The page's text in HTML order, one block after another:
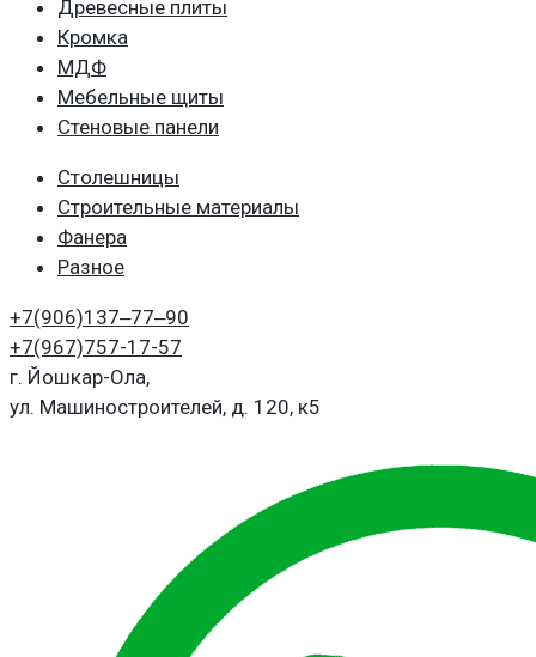
Древесные плиты
Кромка
МДФ
Мебельные щиты
Стеновые панели
Столешницы
Строительные материалы
Фанера
Разное
+7(906)137‒77‒90
+7(967)757-17-57
г. Йошкар-Ола,
ул. Машиностроителей, д. 120, к5